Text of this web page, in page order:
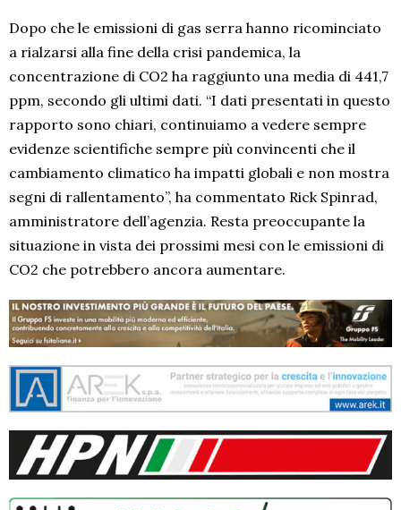
Dopo che le emissioni di gas serra hanno ricominciato
a rialzarsi alla fine della crisi pandemica, la
concentrazione di CO2 ha raggiunto una media di 441,7
ppm, secondo gli ultimi dati. “I dati presentati in questo
rapporto sono chiari, continuiamo a vedere sempre
evidenze scientifiche sempre più convincenti che il
cambiamento climatico ha impatti globali e non mostra
segni di rallentamento”, ha commentato Rick Spinrad,
amministratore dell’agenzia. Resta preoccupante la
situazione in vista dei prossimi mesi con le emissioni di
CO2 che potrebbero ancora aumentare.